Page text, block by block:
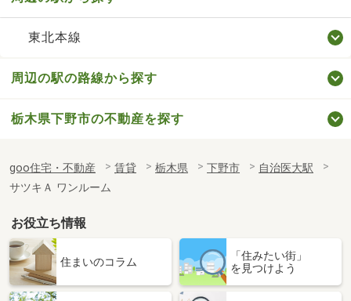
東北本線
周辺の駅の路線から探す
栃木県下野市の不動産を探す
goo住宅・不動産 賃貸 栃木県 下野市
自治医大駅
サツキＡ ワンルーム
お役立ち情報
住まいのコラム
「住みたい街」
を見つけよう